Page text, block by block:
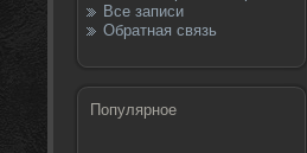
Все записи
Обратная связь
Популярное